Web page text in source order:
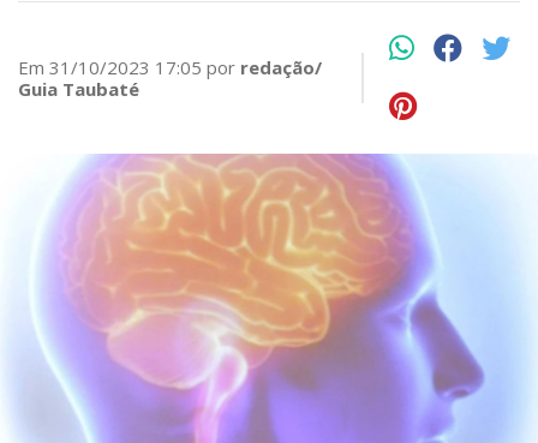
Em 31/10/2023 17:05 por redação/
Guia Taubaté